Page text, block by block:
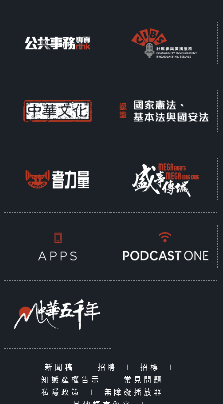
新聞稿 | 招聘 | 招標
|
知識產權告示
| 常見問題
|
私隱政策
| 無障礙播放器
|